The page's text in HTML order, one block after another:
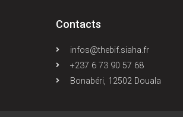
Contacts
infos@thebif.siaha.fr
+237 6 73 90 57 68
Bonabéri, 12502 Douala